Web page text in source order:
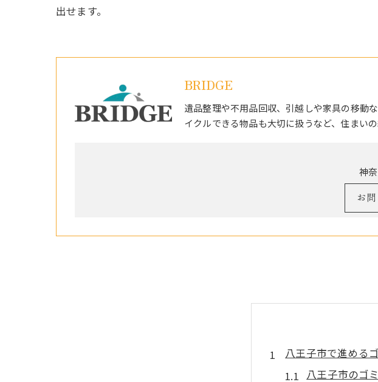
出せます。
BRIDGE
遺品整理や不用品回収、引越しや家具の移動
イクルできる物品も大切に扱うなど、住まい
神
お
八王子市で進める
八王子市のゴ